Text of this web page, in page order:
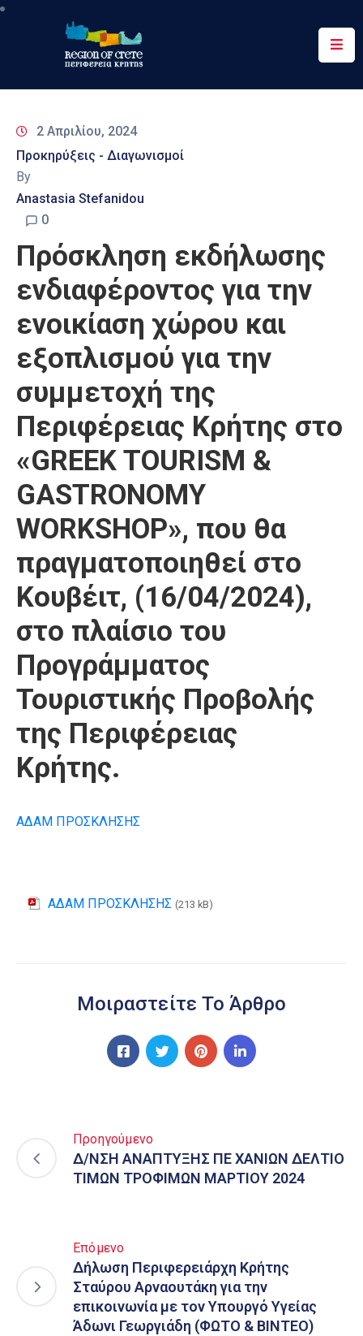
Περιφέρεια
&
Δράσεις
Ψηφιακές
Υπηρεσίες
Επικοινωνία
2 Απριλίου, 2024
Προκηρύξεις - Διαγωνισμοί
By
Anastasia Stefanidou
0
Πρόσκληση εκδήλωσης
ενδιαφέροντος για την
ενοικίαση χώρου και
εξοπλισμού για την
συμμετοχή της
Περιφέρειας Κρήτης στο
«GREEK TOURISM &
GASTRONOMY
WORKSHOP», που θα
πραγματοποιηθεί στο
Κουβέιτ, (16/04/2024),
στο πλαίσιο του
Προγράμματος
Τουριστικής Προβολής
της Περιφέρειας
Κρήτης.
ΑΔΑΜ ΠΡΟΣΚΛΗΣΗΣ
ΑΔΑΜ ΠΡΟΣΚΛΗΣΗΣ (213 kB)
Μοιραστείτε Το Άρθρο
Προηγούμενο
Δ/ΝΣΗ ΑΝΑΠΤΥΞΗΣ ΠΕ ΧΑΝΙΩΝ ΔΕΛΤΙΟ
ΤΙΜΩΝ ΤΡΟΦΙΜΩΝ ΜΑΡΤΙΟΥ 2024
Επόμενο
Δήλωση Περιφερειάρχη Κρήτης
Σταύρου Αρναουτάκη για την
επικοινωνία με τον Υπουργό Υγείας
Άδωνι Γεωργιάδη (ΦΩΤΟ & ΒΙΝΤΕΟ)